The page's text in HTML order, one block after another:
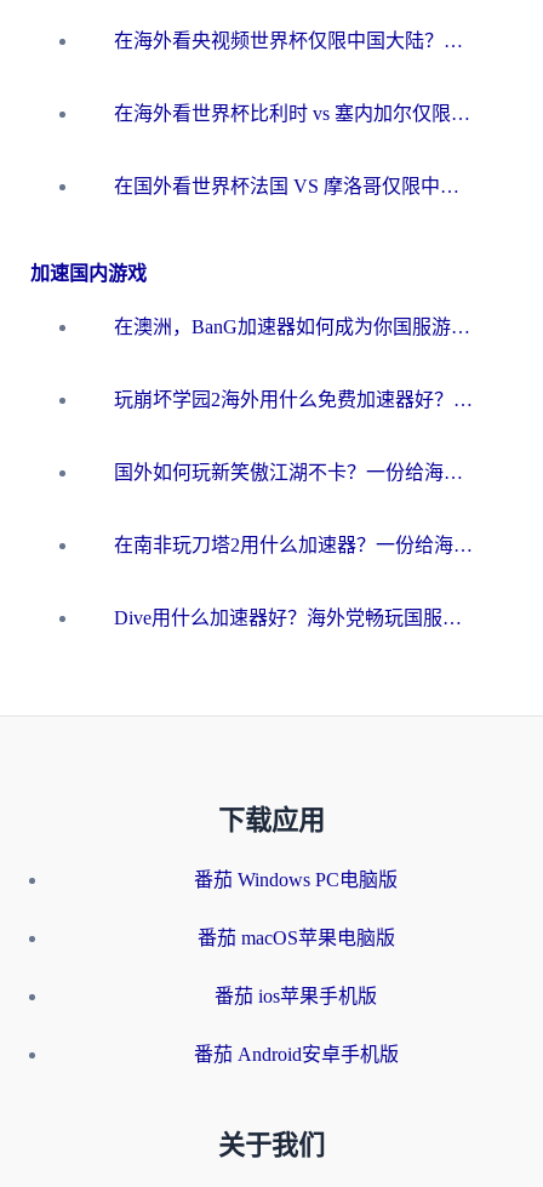
在海外看央视频世界杯仅限中国大陆？这篇指南帮你解锁中文解说+无卡顿直播
在海外看世界杯比利时 vs 塞内加尔仅限中国大陆？我找到了最流畅的中文解说之路
在国外看世界杯法国 VS 摩洛哥仅限中国大陆？海外党这样看中文解说赛事不卡顿
加速国内游戏
在澳洲，BanG加速器如何成为你国服游戏的“时光机”？
玩崩坏学园2海外用什么免费加速器好？2026海外党亲测国服游戏加速指南
国外如何玩新笑傲江湖不卡？一份给海外游子的终极网络指南
在南非玩刀塔2用什么加速器？一份给海外游子的终极生存指南
Dive用什么加速器好？海外党畅玩国服游戏的终极避坑指南
下载应用
番茄 Windows PC电脑版
番茄 macOS苹果电脑版
番茄 ios苹果手机版
番茄 Android安卓手机版
关于我们